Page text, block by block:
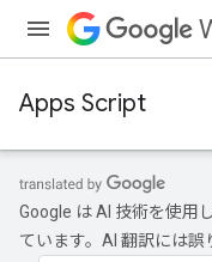
Apps Script
Google は AI 技術を使用
ています。AI 翻訳には誤